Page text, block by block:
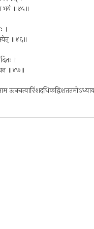
भयं ॥४५॥
।
॥४६॥
।
॥४७॥